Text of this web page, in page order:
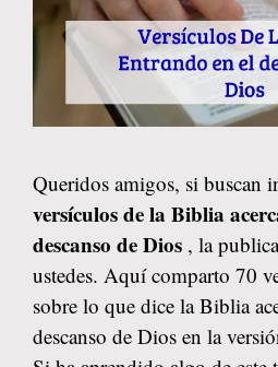
Queridos amigos, si buscan
versículos de la Biblia
descanso de Dios , la
ustedes. Aquí comparto 70
sobre lo que dice la Biblia
descanso de Dios en la